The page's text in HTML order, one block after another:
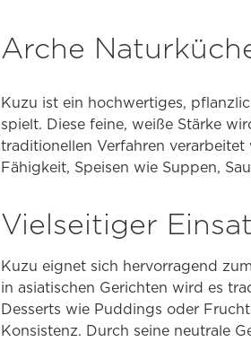
Arche
Kuzu ist ein hochwertiges,
spielt. Diese feine, weiße Stärke
traditionellen Verfahren
Fähigkeit, Speisen wie Suppen,
Vielseitiger
Kuzu eignet sich hervorragend
in asiatischen Gerichten wird es
Desserts wie Puddings oder
Konsistenz. Durch seine neutrale